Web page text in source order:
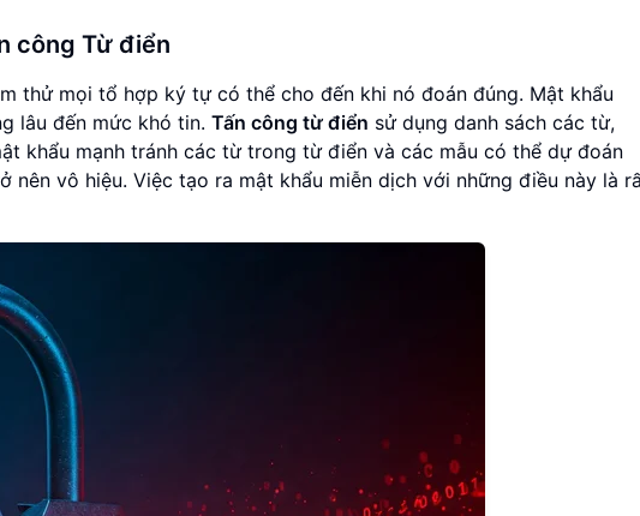
công Từ điển
thử mọi tổ hợp ký tự có thể cho đến khi nó đoán đúng. Mật khẩu
lâu đến mức khó tin. Tấn công từ điển sử dụng danh sách các từ,
khẩu mạnh tránh các từ trong từ điển và các mẫu có thể dự đoán
nên vô hiệu. Việc tạo ra mật khẩu miễn dịch với những điều này là